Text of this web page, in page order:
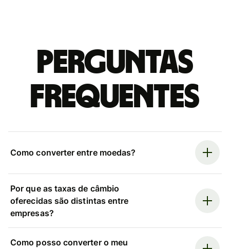
Perguntas
frequentes
Como converter entre moedas?
Por que as taxas de câmbio
oferecidas são distintas entre
empresas?
Como posso converter o meu